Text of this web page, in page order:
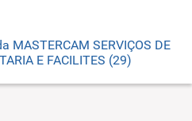
MASTERCAM SERVIÇOS DE
E FACILITES (29)